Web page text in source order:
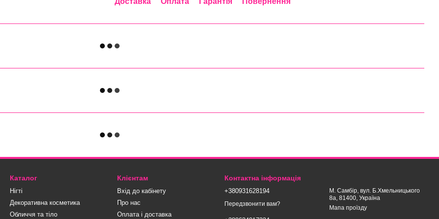
Каталог
Нігті
Декоративна косметика
Обличчя та тіло
Клієнтам
Вхід до кабінету
Про нас
Оплата і доставка
Контактна інформація
+380931628194
Передзвонити вам?
М. Самбір, вул. Б.Хмельницького
8а, 81400, Україна
Мапа проїзду